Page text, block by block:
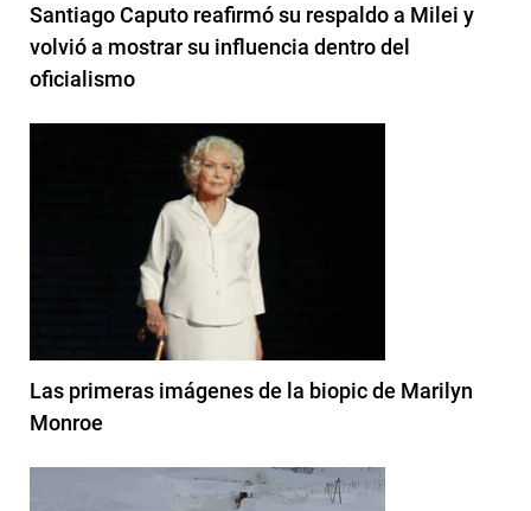
Santiago Caputo reafirmó su respaldo a Milei y
volvió a mostrar su influencia dentro del
oficialismo
Las primeras imágenes de la biopic de Marilyn
Monroe